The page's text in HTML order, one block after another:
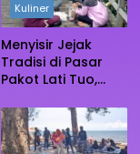
Kuliner
Menyisir Jejak
Tradisi di Pasar
Pakot Lati Tuo,
Tengah Rimba
Mangrove Paser